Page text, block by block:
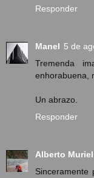
Responder
Manel 5 de
Tremenda
enhorabuena,
Un abrazo.
Responder
Alberto